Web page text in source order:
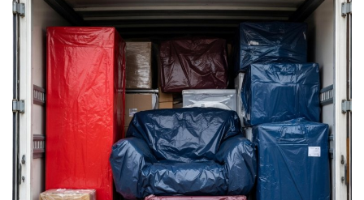
Blog
Referanslar
İletişim